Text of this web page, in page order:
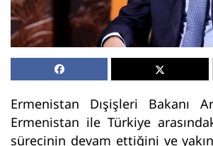
Ermenistan Dışişleri Bakanı
Ermenistan ile Türkiye
sürecinin devam ettiğini ve